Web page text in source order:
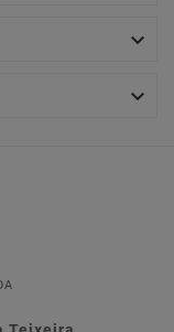

